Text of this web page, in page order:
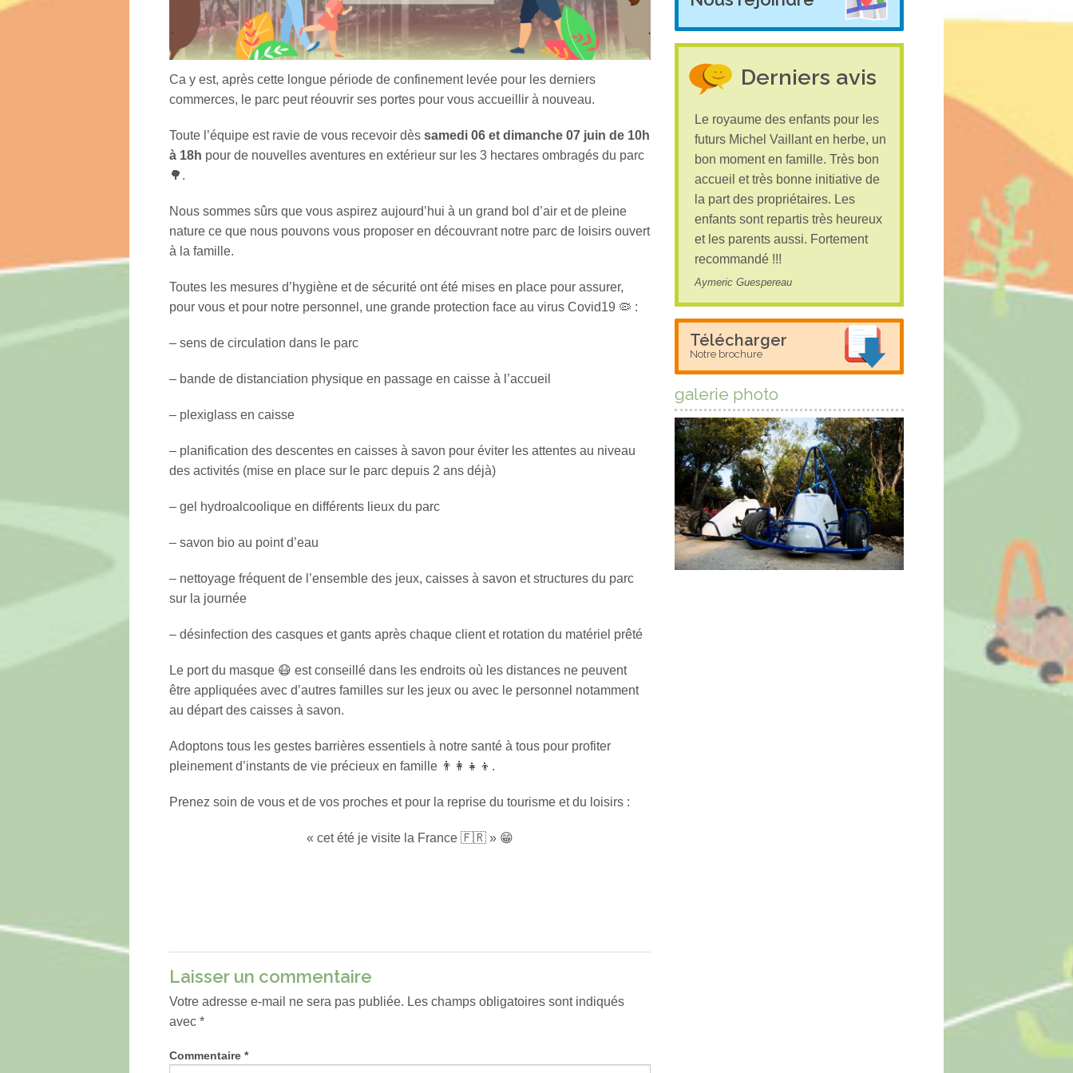
Ca y est, après cette longue période de confinement levée pour les derniers
commerces, le parc peut réouvrir ses portes pour vous accueillir à nouveau.
Toute l’équipe est ravie de vous recevoir dès samedi 06 et dimanche 07 juin de 10h
à 18h pour de nouvelles aventures en extérieur sur les 3 hectares ombragés du parc
🌳.
Nous sommes sûrs que vous aspirez aujourd’hui à un grand bol d’air et de pleine
nature ce que nous pouvons vous proposer en découvrant notre parc de loisirs ouvert
à la famille.
Toutes les mesures d’hygiène et de sécurité ont été mises en place pour assurer,
pour vous et pour notre personnel, une grande protection face au virus Covid19 🦠 :
– sens de circulation dans le parc
– bande de distanciation physique en passage en caisse à l’accueil
– plexiglass en caisse
– planification des descentes en caisses à savon pour éviter les attentes au niveau
des activités (mise en place sur le parc depuis 2 ans déjà)
– gel hydroalcoolique en différents lieux du parc
– savon bio au point d’eau
– nettoyage fréquent de l’ensemble des jeux, caisses à savon et structures du parc
sur la journée
– désinfection des casques et gants après chaque client et rotation du matériel prêté
Le port du masque 😷 est conseillé dans les endroits où les distances ne peuvent
être appliquées avec d’autres familles sur les jeux ou avec le personnel notamment
au départ des caisses à savon.
Adoptons tous les gestes barrières essentiels à notre santé à tous pour profiter
pleinement d’instants de vie précieux en famille 👨‍👩‍👧‍👦.
Prenez soin de vous et de vos proches et pour la reprise du tourisme et du loisirs :
« cet été je visite la France 🇫🇷 » 😁
Laisser un commentaire
Votre adresse e-mail ne sera pas publiée. Les champs obligatoires sont indiqués
avec *
Commentaire *
Derniers avis
Le royaume des enfants pour les
futurs Michel Vaillant en herbe, un
bon moment en famille. Très bon
accueil et très bonne initiative de
la part des propriétaires. Les
enfants sont repartis très heureux
et les parents aussi. Fortement
recommandé !!!
Aymeric Guespereau
Télécharger
Notre brochure
galerie photo